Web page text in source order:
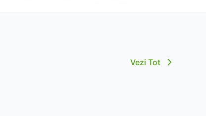
Vezi Tot